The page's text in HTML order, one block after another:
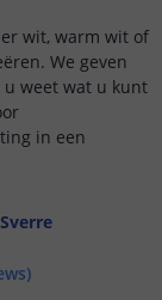
wit, warm wit of
We geven
weet wat u kunt
in een
)